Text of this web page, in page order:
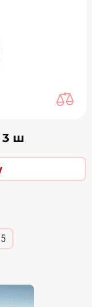
3 ш
5